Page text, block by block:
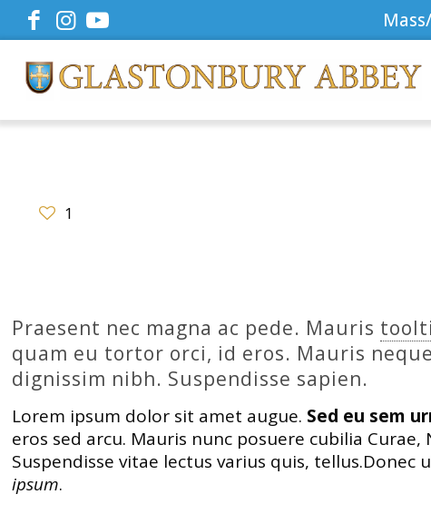
1
Praesent nec magna ac pede. Mauris
quam eu tortor orci, id eros. Mauris
dignissim nibh. Suspendisse sapien.
Lorem ipsum dolor sit amet augue. Sed eu sem
eros sed arcu. Mauris nunc posuere cubilia
Suspendisse vitae lectus varius quis,
ipsum.